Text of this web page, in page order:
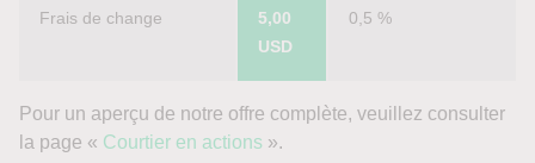
Frais de change
5,00
USD
0,5 %
Pour un aperçu de notre offre complète, veuillez consulter
la page « Courtier en actions ».